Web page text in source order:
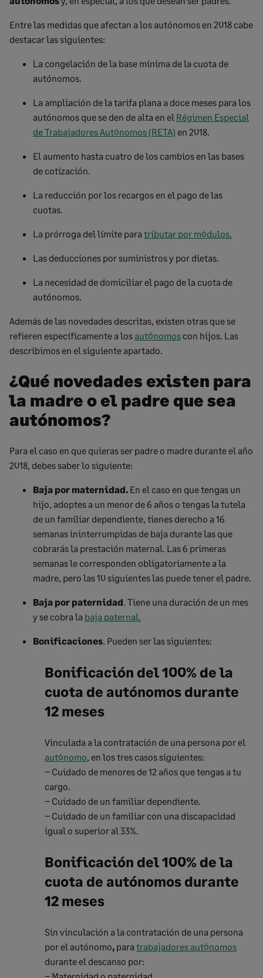
Entre las medidas que afectan a los autónomos en 2018 cabe
destacar las siguientes:
La congelación de la base mínima de la cuota de
autónomos.
La ampliación de la tarifa plana a doce meses para los
autónomos que se den de alta en el Régimen Especial
de Trabajadores Autónomos (RETA) en 2018.
El aumento hasta cuatro de los cambios en las bases
de cotización.
La reducción por los recargos en el pago de las
cuotas.
La prórroga del límite para tributar por módulos.
Las deducciones por suministros y por dietas.
La necesidad de domiciliar el pago de la cuota de
autónomos.
Además de las novedades descritas, existen otras que se
refieren específicamente a los autónomos con hijos. Las
describimos en el siguiente apartado.
¿Qué novedades existen para
la madre o el padre que sea
autónomos?
Para el caso en que quieras ser padre o madre durante el año
2018, debes saber lo siguiente:
Baja por maternidad. En el caso en que tengas un
hijo, adoptes a un menor de 6 años o tengas la tutela
de un familiar dependiente, tienes derecho a 16
semanas ininterrumpidas de baja durante las que
cobrarás la prestación maternal. Las 6 primeras
semanas le corresponden obligatoriamente a la
madre, pero las 10 siguientes las puede tener el padre.
Baja por paternidad. Tiene una duración de un mes
y se cobra la baja paternal.
Bonificaciones. Pueden ser las siguientes:
Bonificación del 100% de la
cuota de autónomos durante
12 meses
Vinculada a la contratación de una persona por el
autónomo, en los tres casos siguientes:
– Cuidado de menores de 12 años que tengas a tu
cargo.
– Cuidado de un familiar dependiente.
– Cuidado de un familiar con una discapacidad
igual o superior al 33%.
Bonificación del 100% de la
cuota de autónomos durante
12 meses
Sin vinculación a la contratación de una persona
por el autónomo, para trabajadores autónomos
durante el descanso por: